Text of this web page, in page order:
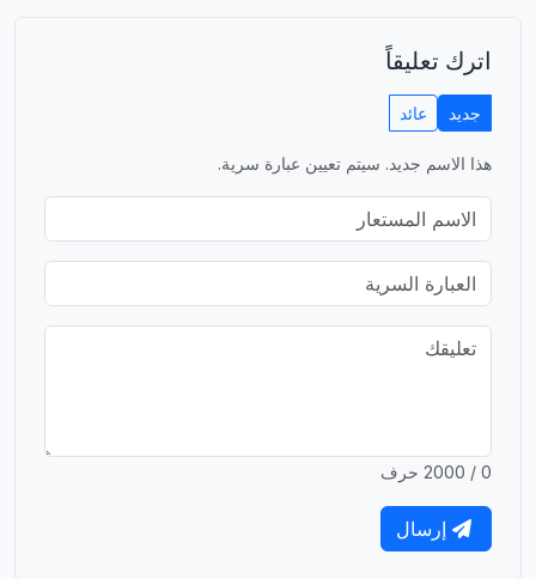
اترك تعليقاً
جديد عائد
هذا الاسم جديد. سيتم تعيين عبارة سرية.
0 / 2000 حرف
إرسال